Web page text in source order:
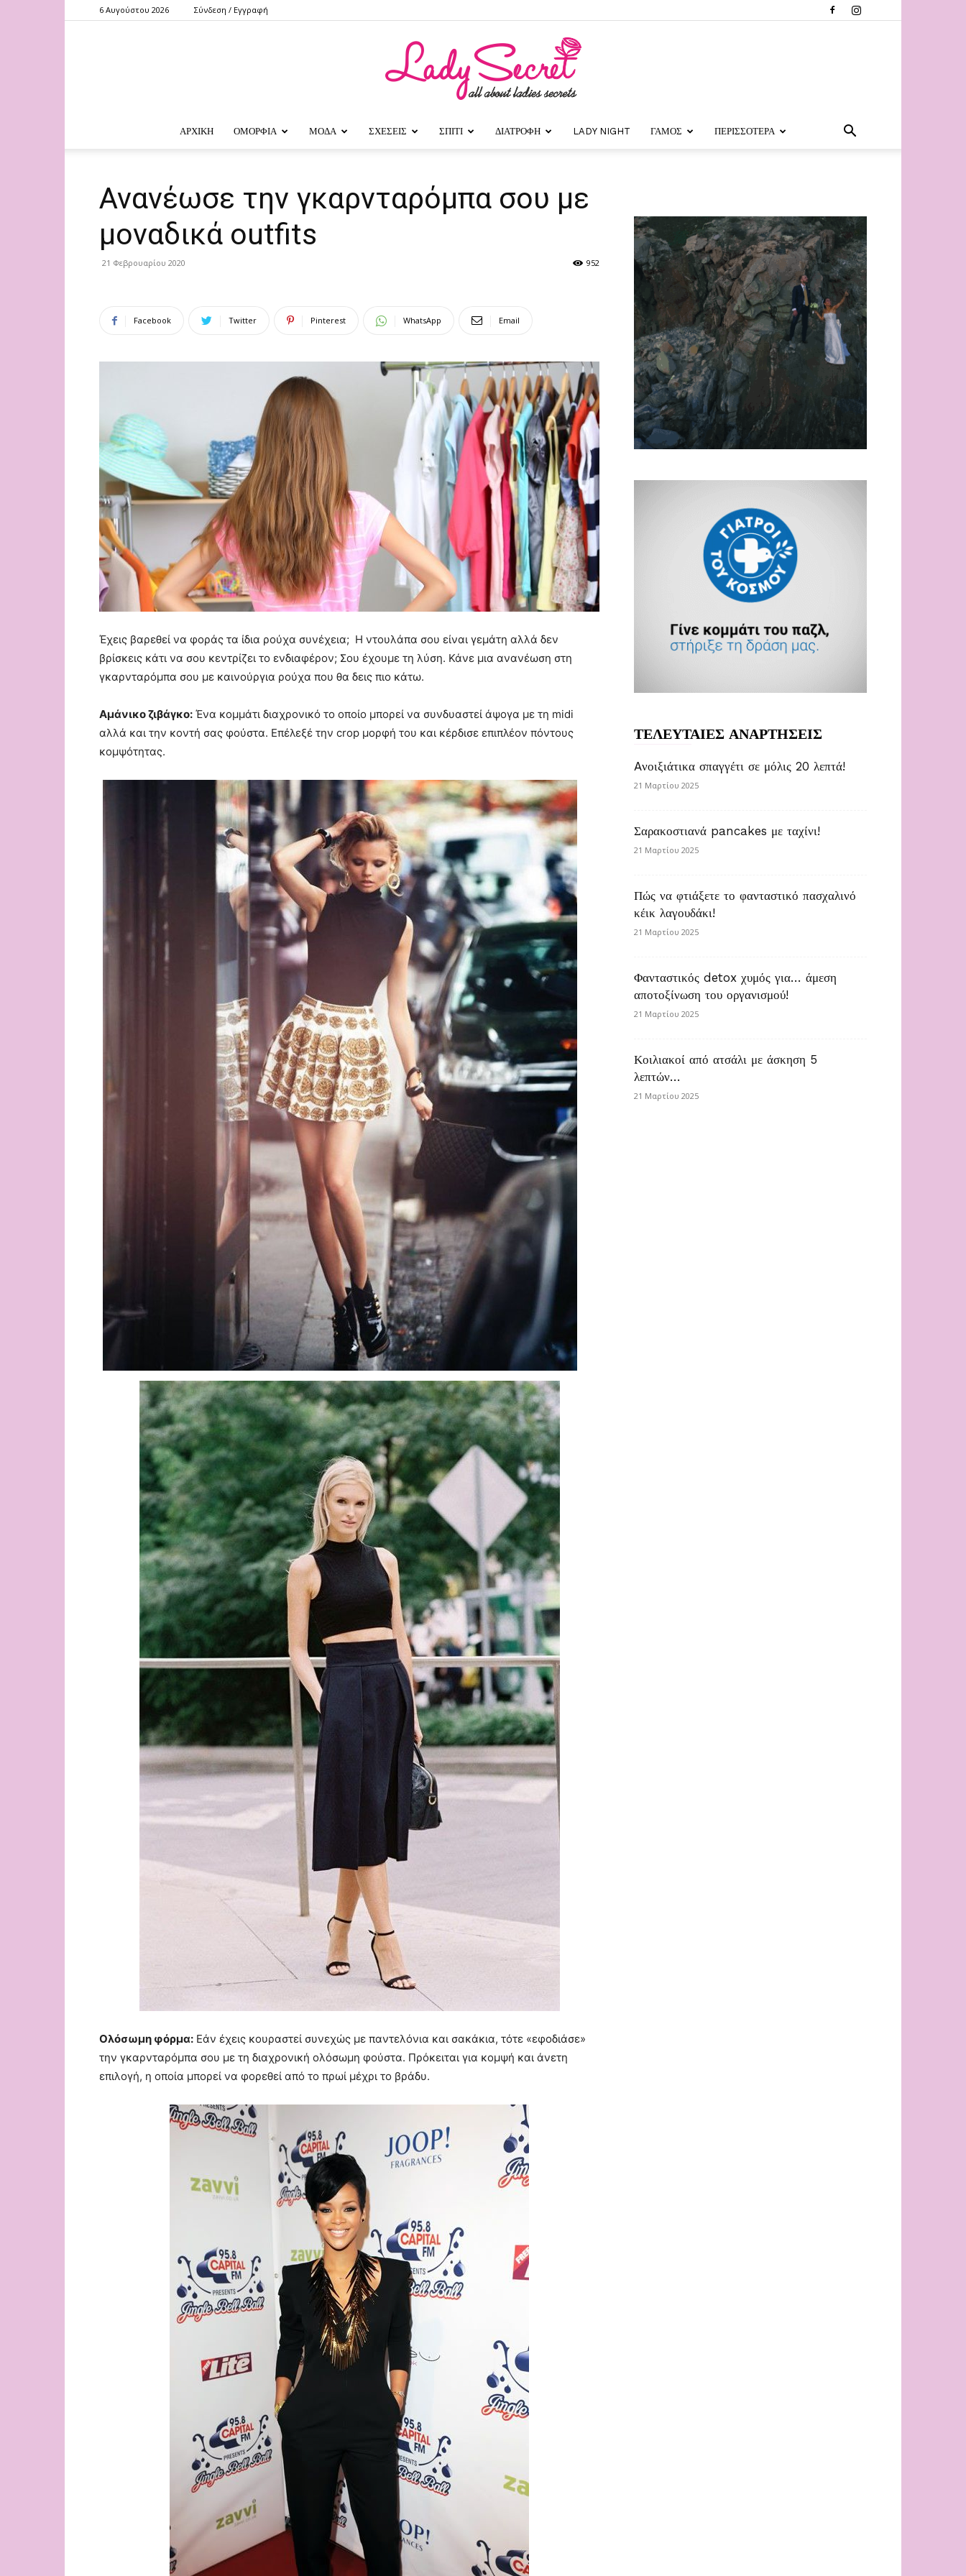
6 Αυγούστου 2026 Σύνδεση / Εγγραφή
ΑΡΧΙΚΗ ΟΜΟΡΦΙΑ ΜΟΔΑ ΣΧΕΣΕΙΣ ΣΠΙΤΙ ΔΙΑΤΡΟΦΗ LADY NIGHT ΓΑΜΟΣ ΠΕΡΙΣΣΟΤΕΡΑ
Ανανέωσε την γκαρνταρόμπα σου με
μοναδικά outfits
21 Φεβρουαρίου 2020 952
Facebook Twitter Pinterest WhatsApp Email
Έχεις βαρεθεί να φοράς τα ίδια ρούχα συνέχεια; Η ντουλάπα σου είναι γεμάτη αλλά δεν
βρίσκεις κάτι να σου κεντρίζει το ενδιαφέρον; Σου έχουμε τη λύση. Κάνε μια ανανέωση στη
γκαρνταρόμπα σου με καινούργια ρούχα που θα δεις πιο κάτω.
Αμάνικο ζιβάγκο: Ένα κομμάτι διαχρονικό το οποίο μπορεί να συνδυαστεί άψογα με τη midi
αλλά και την κοντή σας φούστα. Επέλεξέ την crop μορφή του και κέρδισε επιπλέον πόντους
κομψότητας.
Ολόσωμη φόρμα: Εάν έχεις κουραστεί συνεχώς με παντελόνια και σακάκια, τότε «εφοδιάσε»
την γκαρνταρόμπα σου με τη διαχρονική ολόσωμη φούστα. Πρόκειται για κομψή και άνετη
επιλογή, η οποία μπορεί να φορεθεί από το πρωί μέχρι το βράδυ.
ΤΕΛΕΥΤΑΙΕΣ ΑΝΑΡΤΗΣΕΙΣ
Aνοιξιάτικα σπαγγέτι σε μόλις 20 λεπτά!
21 Μαρτίου 2025
Σαρακοστιανά pancakes με ταχίνι!
21 Μαρτίου 2025
Πώς να φτιάξετε το φανταστικό πασχαλινό
κέικ λαγουδάκι!
21 Μαρτίου 2025
Φανταστικός detox χυμός για… άμεση
αποτοξίνωση του οργανισμού!
21 Μαρτίου 2025
Κοιλιακοί από ατσάλι με άσκηση 5
λεπτών…
21 Μαρτίου 2025